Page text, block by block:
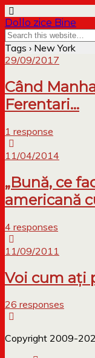
Dollo zice Bine
Tags › New York
29/09/2017
Când
Ferentari…
1 response
11/04/2014
„Bună, ce
americană
4 responses
11/09/2011
Voi cum ați
26 responses
Copyright 2009-